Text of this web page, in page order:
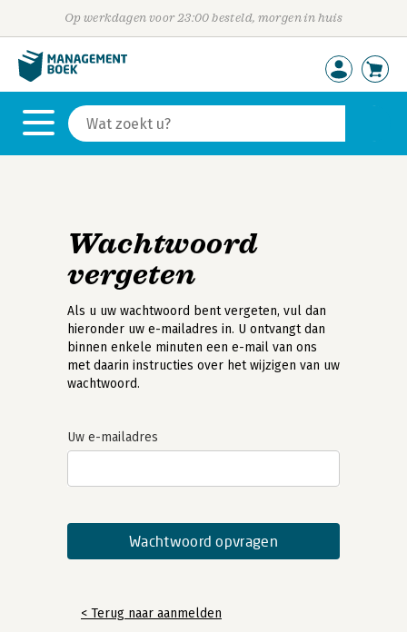
Op werkdagen voor 23:00 besteld, morgen in huis
Wachtwoord
vergeten
Als u uw wachtwoord bent vergeten, vul dan
hieronder uw e-mailadres in. U ontvangt dan
binnen enkele minuten een e-mail van ons
met daarin instructies over het wijzigen van uw
wachtwoord.
Uw e-mailadres
< Terug naar aanmelden